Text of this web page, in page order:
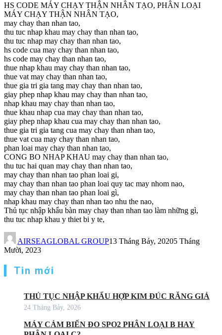
HS CODE MÁY CHẠY THẬN NHÂN TẠO, PHÂN LOẠI
MÁY CHẠY THẬN NHÂN TẠO,
may chay than nhan tao,
thu tuc nhap khau may chay than nhan tao,
thu tuc nhap may chay than nhan tao,
hs code cua may chay than nhan tao,
hs code may chay than nhan tao,
thue nhap khau may chay than nhan tao,
thue vat may chay than nhan tao,
thue gia tri gia tang may chay than nhan tao,
giay phep nhap khau may chay than nhan tao,
nhap khau may chay than nhan tao,
thue khau nhap cua may chay than nhan tao,
giay phep nhap khau cua may chay than nhan tao,
thue gia tri gia tang cua may chay than nhan tao,
thue vat cua may chay than nhan tao,
phan loai may chay than nhan tao,
CONG BO NHAP KHAU may chay than nhan tao,
thu tuc hai quan may chay than nhan tao,
may chay than nhan tao phan loai gi,
may chay than nhan tao phan loai quy tac may nhom nao,
may chay than nhan tao phan loai gì,
nhap khau may chay than nhan tao nhu the nao,
Thủ tục nhập khẩu bàn may chay than nhan tao làm những gì,
thu tuc nhap khau y thiet bi y te,
AIRSEAGLOBAL GROUP13 Tháng Bảy, 20205 Tháng
Mười, 2023
Tin mới
THỦ TỤC NHẬP KHẨU HỢP KIM ĐÚC RĂNG GIẢ
24 Tháng Bảy, 2026
MÁY CẢM BIẾN ĐO SPO2 PHÂN LOẠI B HAY